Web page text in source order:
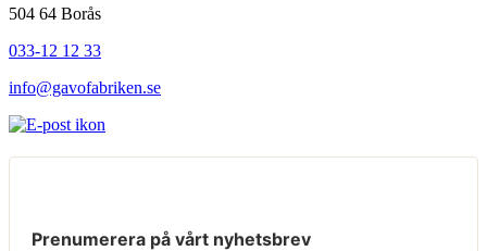
504 64 Borås
033-12 12 33
info@gavofabriken.se
Prenumerera på vårt nyhetsbrev